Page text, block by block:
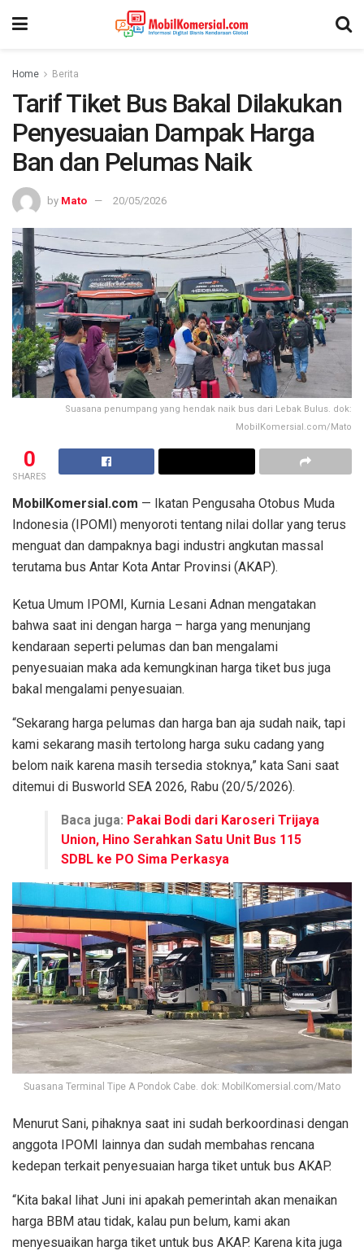
Home Berita
Tarif Tiket Bus Bakal Dilakukan
Penyesuaian Dampak Harga
Ban dan Pelumas Naik
by Mato 20/05/2026
Suasana penumpang yang hendak naik bus dari Lebak Bulus. dok:
MobilKomersial.com/Mato
0
SHARES
MobilKomersial.com — Ikatan Pengusaha Otobus Muda
Indonesia (IPOMI) menyoroti tentang nilai dollar yang terus
menguat dan dampaknya bagi industri angkutan massal
terutama bus Antar Kota Antar Provinsi (AKAP).
Ketua Umum IPOMI, Kurnia Lesani Adnan mengatakan
bahwa saat ini dengan harga – harga yang menunjang
kendaraan seperti pelumas dan ban mengalami
penyesuaian maka ada kemungkinan harga tiket bus juga
bakal mengalami penyesuaian.
“Sekarang harga pelumas dan harga ban aja sudah naik, tapi
kami sekarang masih tertolong harga suku cadang yang
belom naik karena masih tersedia stoknya,” kata Sani saat
ditemui di Busworld SEA 2026, Rabu (20/5/2026).
Baca juga: Pakai Bodi dari Karoseri Trijaya
Union, Hino Serahkan Satu Unit Bus 115
SDBL ke PO Sima Perkasya
Suasana Terminal Tipe A Pondok Cabe. dok: MobilKomersial.com/Mato
Menurut Sani, pihaknya saat ini sudah berkoordinasi dengan
anggota IPOMI lainnya dan sudah membahas rencana
kedepan terkait penyesuaian harga tiket untuk bus AKAP.
“Kita bakal lihat Juni ini apakah pemerintah akan menaikan
harga BBM atau tidak, kalau pun belum, kami akan
menyesuaikan harga tiket untuk bus AKAP. Karena kita juga